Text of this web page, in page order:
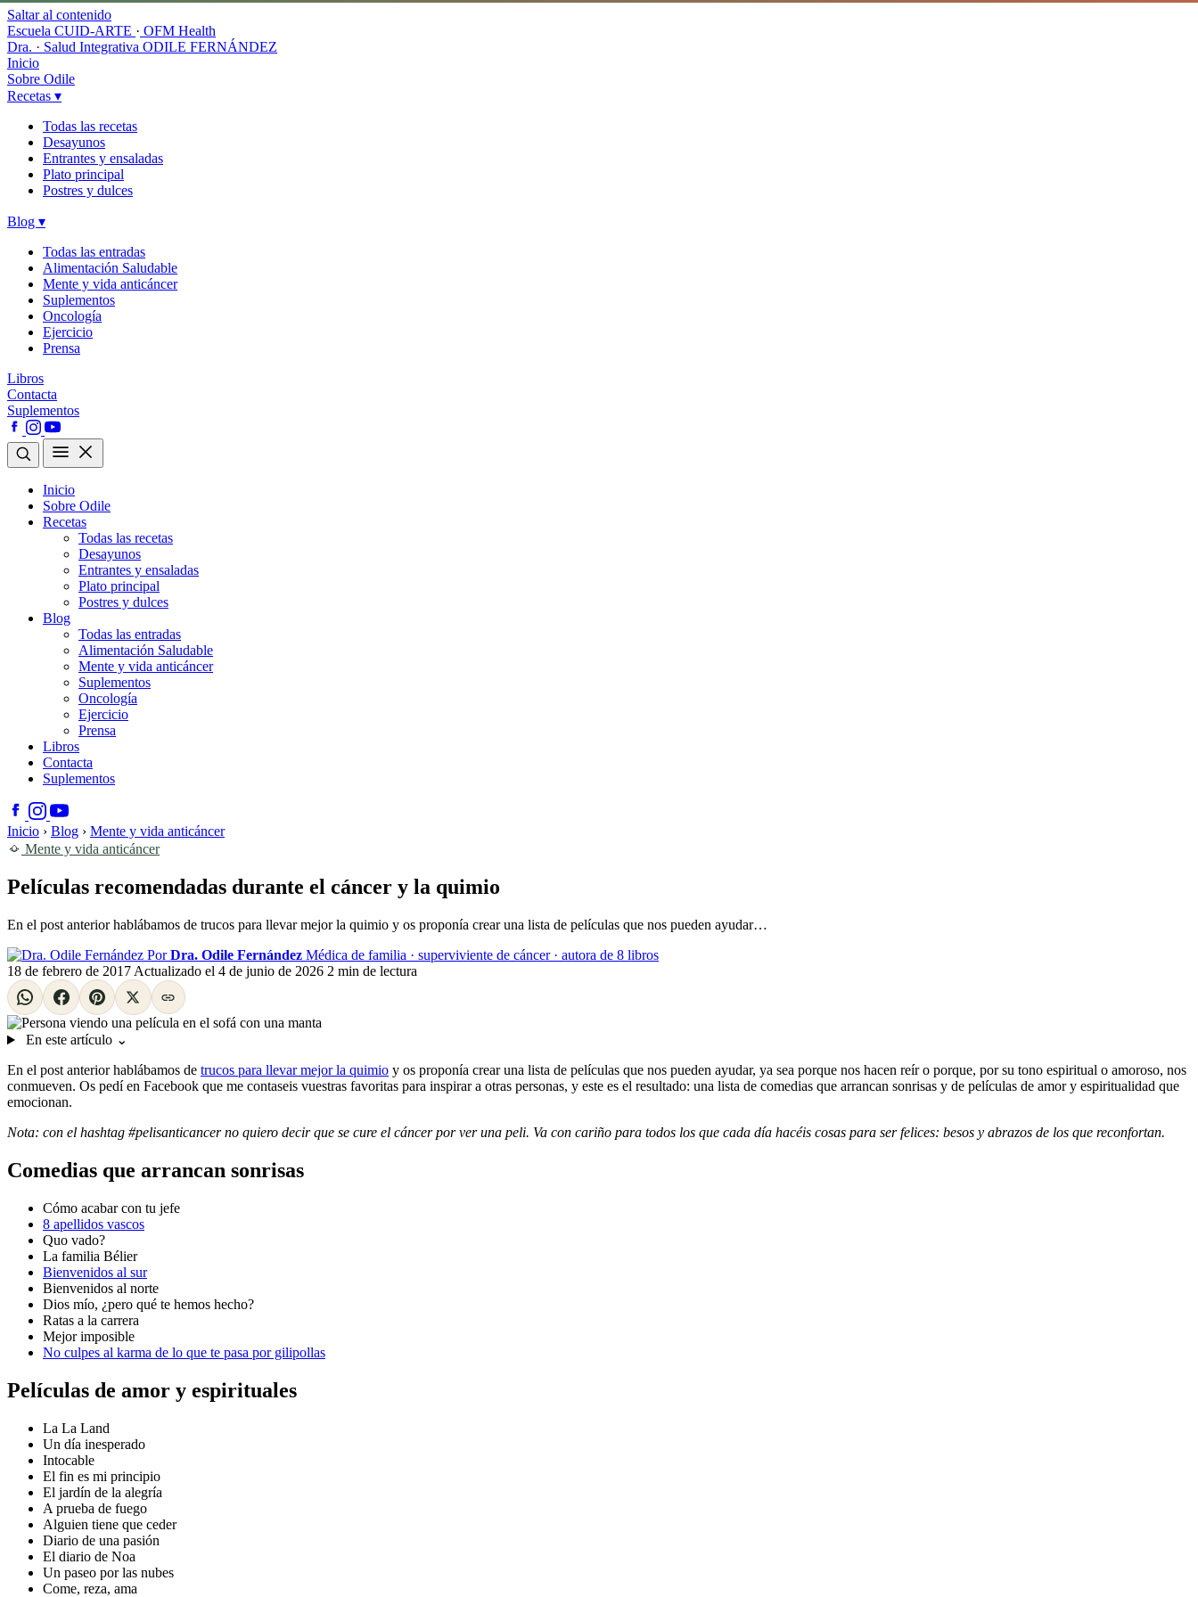
Saltar al contenido
Escuela CUID-ARTE · OFM Health
Dra. · Salud Integrativa ODILE FERNÁNDEZ
Inicio
Sobre Odile
Recetas ▾
Todas las recetas
Desayunos
Entrantes y ensaladas
Plato principal
Postres y dulces
Blog ▾
Todas las entradas
Alimentación Saludable
Mente y vida anticáncer
Suplementos
Oncología
Ejercicio
Prensa
Libros
Contacta
Suplementos
Inicio
Sobre Odile
Recetas
Todas las recetas
Desayunos
Entrantes y ensaladas
Plato principal
Postres y dulces
Blog
Todas las entradas
Alimentación Saludable
Mente y vida anticáncer
Suplementos
Oncología
Ejercicio
Prensa
Libros
Contacta
Suplementos
Inicio › Blog › Mente y vida anticáncer
Mente y vida anticáncer
Películas recomendadas durante el cáncer y la quimio
En el post anterior hablábamos de trucos para llevar mejor la quimio y os proponía crear una lista de películas que nos pueden ayudar…
Por Dra. Odile Fernández Médica de familia · superviviente de cáncer · autora de 8 libros
18 de febrero de 2017 Actualizado el 4 de junio de 2026 2 min de lectura
En este artículo ⌄
En el post anterior hablábamos de trucos para llevar mejor la quimio y os proponía crear una lista de películas que nos pueden ayudar, ya sea porque nos hacen reír o porque, por su tono espiritual o amoroso, nos
conmueven. Os pedí en Facebook que me contaseis vuestras favoritas para inspirar a otras personas, y este es el resultado: una lista de comedias que arrancan sonrisas y de películas de amor y espiritualidad que
emocionan.
Nota: con el hashtag #pelisanticancer no quiero decir que se cure el cáncer por ver una peli. Va con cariño para todos los que cada día hacéis cosas para ser felices: besos y abrazos de los que reconfortan.
Comedias que arrancan sonrisas
Cómo acabar con tu jefe
8 apellidos vascos
Quo vado?
La familia Bélier
Bienvenidos al sur
Bienvenidos al norte
Dios mío, ¿pero qué te hemos hecho?
Ratas a la carrera
Mejor imposible
No culpes al karma de lo que te pasa por gilipollas
Películas de amor y espirituales
La La Land
Un día inesperado
Intocable
El fin es mi principio
El jardín de la alegría
A prueba de fuego
Alguien tiene que ceder
Diario de una pasión
El diario de Noa
Un paseo por las nubes
Come, reza, ama